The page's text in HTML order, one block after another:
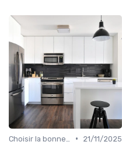
•
21/11/2025